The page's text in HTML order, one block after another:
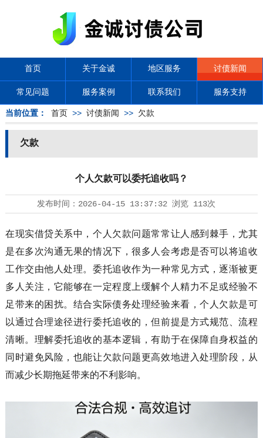
首页 关于金诚 地区服务 讨债新闻
常见问题 服务案例 联系我们 服务支持
当前位置： 首页 >> 讨债新闻 >> 欠款
欠款
个人欠款可以委托追收吗？
发布时间： 2026-04-15 13:37:32浏览 113次
在现实借贷关系中，个人欠款问题常常让人感到棘手，尤其
是在多次沟通无果的情况下，很多人会考虑是否可以将追收
工作交由他人处理。委托追收作为一种常见方式，逐渐被更
多人关注，它能够在一定程度上缓解个人精力不足或经验不
足带来的困扰。结合实际债务处理经验来看，个人欠款是可
以通过合理途径进行委托追收的，但前提是方式规范、流程
清晰。理解委托追收的基本逻辑，有助于在保障自身权益的
同时避免风险，也能让欠款问题更高效地进入处理阶段，从
而减少长期拖延带来的不利影响。